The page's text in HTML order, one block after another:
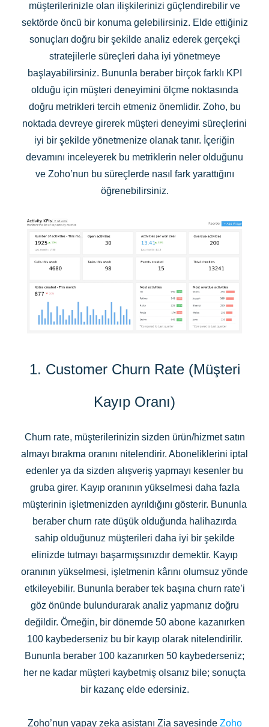
müşterilerinizle olan ilişkilerinizi güçlendirebilir ve
sektörde öncü bir konuma gelebilirsiniz. Elde ettiğiniz
sonuçları doğru bir şekilde analiz ederek gerçekçi
stratejilerle süreçleri daha iyi yönetmeye
başlayabilirsiniz. Bununla beraber birçok farklı KPI
olduğu için müşteri deneyimini ölçme noktasında
doğru metrikleri tercih etmeniz önemlidir. Zoho, bu
noktada devreye girerek müşteri deneyimi süreçlerini
iyi bir şekilde yönetmenize olanak tanır. İçeriğin
devamını inceleyerek bu metriklerin neler olduğunu
ve Zoho’nun bu süreçlerde nasıl fark yarattığını
öğrenebilirsiniz.
1. Customer Churn Rate (Müşteri
Kayıp Oranı)
Churn rate, müşterilerinizin sizden ürün/hizmet satın
almayı bırakma oranını nitelendirir. Aboneliklerini iptal
edenler ya da sizden alışveriş yapmayı kesenler bu
gruba girer. Kayıp oranının yükselmesi daha fazla
müşterinin işletmenizden ayrıldığını gösterir. Bununla
beraber churn rate düşük olduğunda halihazırda
sahip olduğunuz müşterileri daha iyi bir şekilde
elinizde tutmayı başarmışsınızdır demektir. Kayıp
oranının yükselmesi, işletmenin kârını olumsuz yönde
etkileyebilir. Bununla beraber tek başına churn rate’i
göz önünde bulundurarak analiz yapmanız doğru
değildir. Örneğin, bir dönemde 50 abone kazanırken
100 kaybederseniz bu bir kayıp olarak nitelendirilir.
Bununla beraber 100 kazanırken 50 kaybederseniz;
her ne kadar müşteri kaybetmiş olsanız bile; sonuçta
bir kazanç elde edersiniz.
Zoho’nun yapay zeka asistanı Zia sayesinde Zoho